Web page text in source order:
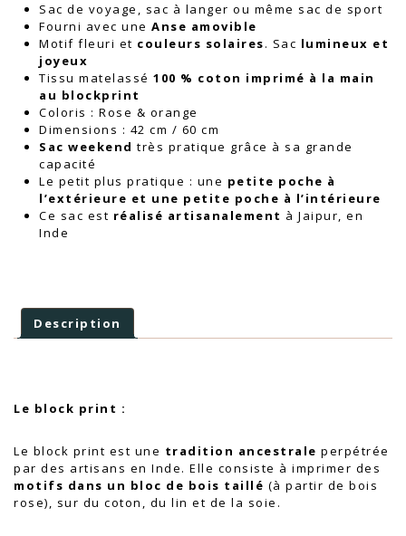
Sac de voyage, sac à langer ou même sac de sport
Fourni avec une Anse amovible
Motif fleuri et couleurs solaires. Sac lumineux et
joyeux
Tissu matelassé 100 % coton imprimé à la main
au blockprint
Coloris : Rose & orange
Dimensions : 42 cm / 60 cm
S ac weekend très pratique grâce à sa grande
capacité
Le petit plus pratique : une petite poche à
l’extérieure et une petite poche à l’intérieure
Ce sac est réalisé artisanalement à Jaipur, en
Inde
Description
Le block print :
Le block print est une tradition ancestrale perpétrée
par des artisans en Inde. Elle consiste à imprimer des
motifs dans un bloc de bois taillé (à partir de bois
rose), sur du coton, du lin et de la soie.